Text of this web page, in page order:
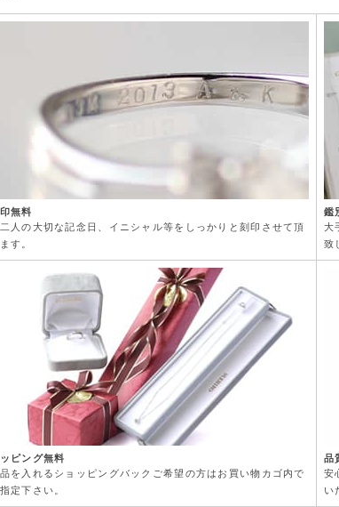
無料
人の大切な記念日、イニシャル等をしっかりと刻印させて頂
す。
鑑
大
致
ピング無料
を入れるショッピングバックご希望の方はお買い物カゴ内で
定下さい。
品
安
い